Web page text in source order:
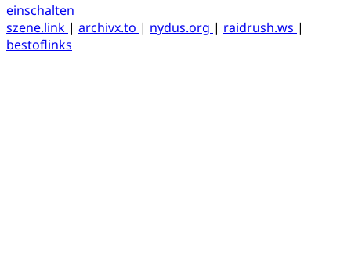
einschalten
szene.link | archivx.to | nydus.org | raidrush.ws |
bestoflinks